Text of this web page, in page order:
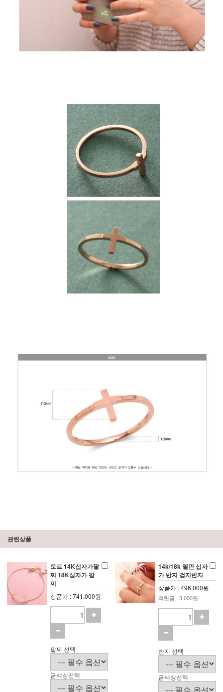
관련상품
토르 14K십자가팔
찌 18K십자가 팔
찌
상품가 : 741,000원
팔찌 선택
금색상선택
14k/18k 델핀 십자
가 반지 검지반지
상품가 : 496,000원
적립금 : 3,000원
반지 선택
금색상선택